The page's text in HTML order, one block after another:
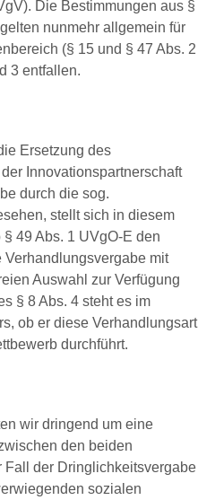
Die Bestimmungen aus §
nunmehr allgemein für
(§ 15 und § 47 Abs. 2
3 entfallen.
Ersetzung des
Innovationspartnerschaft
durch die sog.
stellt sich in diesem
49 Abs. 1 UVgO-E den
mit
Auswahl zur Verfügung
§ 8 Abs. 4 steht es im
ob er diese Verhandlungsart
durchführt.
wir dringend um eine
den beiden
Fall der Dringlichkeitsvergabe
sozialen